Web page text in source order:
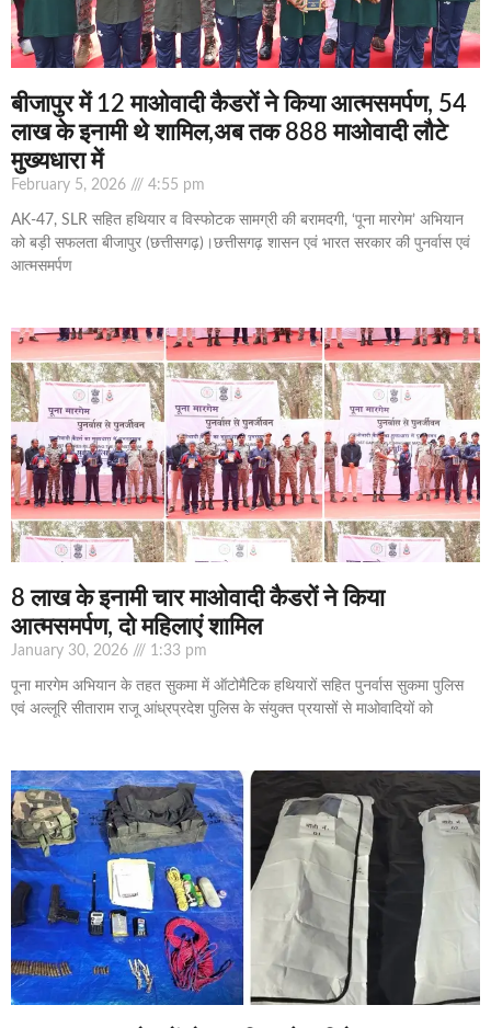
बीजापुर में 12 माओवादी कैडरों ने किया आत्मसमर्पण, 54
लाख के इनामी थे शामिल,अब तक 888 माओवादी लौटे
मुख्यधारा में
February 5, 2026 4:55 pm
AK-47, SLR सहित हथियार व विस्फोटक सामग्री की बरामदगी, ‘पूना मारगेम’ अभियान
को बड़ी सफलता बीजापुर (छत्तीसगढ़)।छत्तीसगढ़ शासन एवं भारत सरकार की पुनर्वास एवं
आत्मसमर्पण
8 लाख के इनामी चार माओवादी कैडरों ने किया
आत्मसमर्पण, दो महिलाएं शामिल
January 30, 2026 1:33 pm
पूना मारगेम अभियान के तहत सुकमा में ऑटोमैटिक हथियारों सहित पुनर्वास सुकमा पुलिस
एवं अल्लूरि सीताराम राजू आंध्रप्रदेश पुलिस के संयुक्त प्रयासों से माओवादियों को